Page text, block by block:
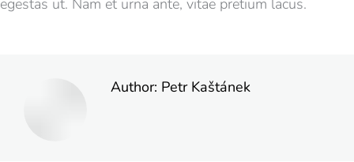
egestas ut. Nam et urna ante, vitae pretium lacus.
Author: Petr Kaštánek